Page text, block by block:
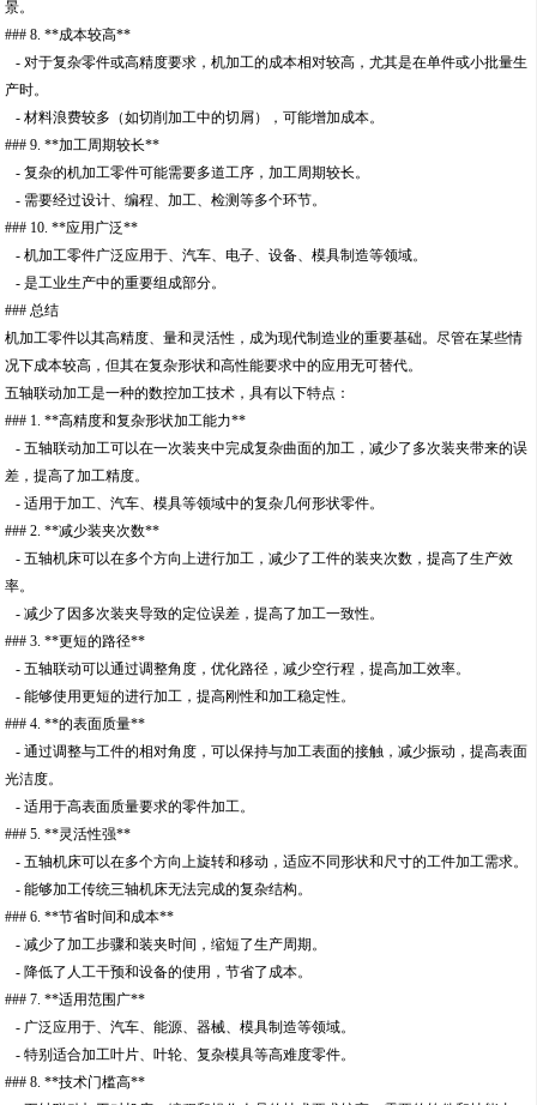
景。
### 8. **成本较高**
- 对于复杂零件或高精度要求，机加工的成本相对较高，尤其是在单件或小批量生
产时。
- 材料浪费较多（如切削加工中的切屑），可能增加成本。
### 9. **加工周期较长**
- 复杂的机加工零件可能需要多道工序，加工周期较长。
- 需要经过设计、编程、加工、检测等多个环节。
### 10. **应用广泛**
- 机加工零件广泛应用于、汽车、电子、设备、模具制造等领域。
- 是工业生产中的重要组成部分。
### 总结
机加工零件以其高精度、量和灵活性，成为现代制造业的重要基础。尽管在某些情
况下成本较高，但其在复杂形状和高性能要求中的应用无可替代。
五轴联动加工是一种的数控加工技术，具有以下特点：
### 1. **高精度和复杂形状加工能力**
- 五轴联动加工可以在一次装夹中完成复杂曲面的加工，减少了多次装夹带来的误
差，提高了加工精度。
- 适用于加工、汽车、模具等领域中的复杂几何形状零件。
### 2. **减少装夹次数**
- 五轴机床可以在多个方向上进行加工，减少了工件的装夹次数，提高了生产效
率。
- 减少了因多次装夹导致的定位误差，提高了加工一致性。
### 3. **更短的路径**
- 五轴联动可以通过调整角度，优化路径，减少空行程，提高加工效率。
- 能够使用更短的进行加工，提高刚性和加工稳定性。
### 4. **的表面质量**
- 通过调整与工件的相对角度，可以保持与加工表面的接触，减少振动，提高表面
光洁度。
- 适用于高表面质量要求的零件加工。
### 5. **灵活性强**
- 五轴机床可以在多个方向上旋转和移动，适应不同形状和尺寸的工件加工需求。
- 能够加工传统三轴机床无法完成的复杂结构。
### 6. **节省时间和成本**
- 减少了加工步骤和装夹时间，缩短了生产周期。
- 降低了人工干预和设备的使用，节省了成本。
### 7. **适用范围广**
- 广泛应用于、汽车、能源、器械、模具制造等领域。
- 特别适合加工叶片、叶轮、复杂模具等高难度零件。
### 8. **技术门槛高**